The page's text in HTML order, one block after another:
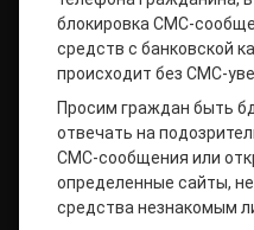
блокировка СМС-
средств с банковской
происходит без СМС-
Просим граждан быть
отвечать на
СМС-сообщения или
определенные сайты,
средства незнакомым